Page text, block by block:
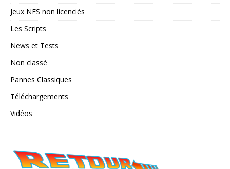
Jeux NES non licenciés
Les Scripts
News et Tests
Non classé
Pannes Classiques
Téléchargements
Vidéos